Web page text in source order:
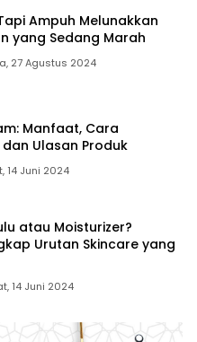
Ampuh Melunakkan
yang Sedang Marah
27 Agustus 2024
Manfaat, Cara
Ulasan Produk
14 Juni 2024
atau Moisturizer?
Urutan Skincare yang
14 Juni 2024